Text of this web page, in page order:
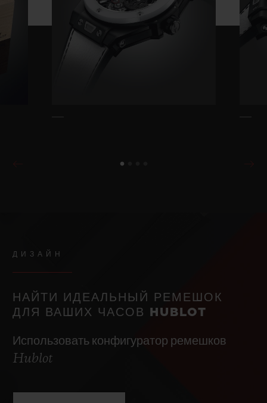
ДИЗАЙН
НАЙТИ ИДЕАЛЬНЫЙ РЕМЕШОК
ДЛЯ ВАШИХ ЧАСОВ HUBLOT
Использовать конфигуратор ремешков
Hublot